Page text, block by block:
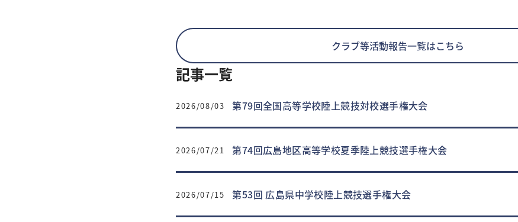
クラブ等活動報告一覧はこちら
記事一覧
2026/08/03 第79回全国高等学校陸上競技対校選手権大会
2026/07/21 第74回広島地区高等学校夏季陸上競技選手権大会
2026/07/15 第53回 広島県中学校陸上競技選手権大会